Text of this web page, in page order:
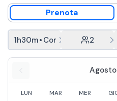
DOCG, Chianti Riserva
IGT.
Prenota
1h30m• Come tu li vuoi
2
LUN MAR MER